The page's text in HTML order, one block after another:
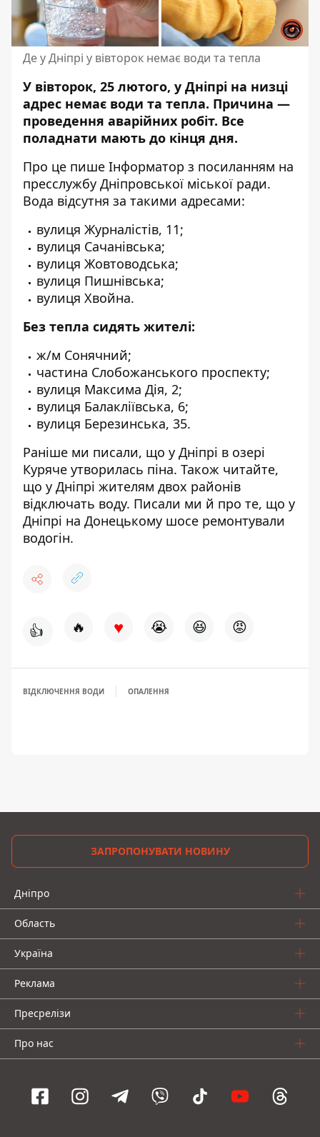
Де у Дніпрі у вівторок немає води та тепла
У вівторок, 25 лютого, у Дніпрі на низці
адрес немає води та тепла. Причина —
проведення аварійних робіт. Все
поладнати мають до кінця дня.
Про це пише Інформатор з посиланням на
пресслужбу Дніпровської міської ради.
Вода відсутня за такими адресами:
вулиця Журналістів, 11;
вулиця Сачанівська;
вулиця Жовтоводська;
вулиця Пишнівська;
вулиця Хвойна.
Без тепла сидять жителі:
ж/м Сонячний;
частина Слобожанського проспекту;
вулиця Максима Дія, 2;
вулиця Балакліївська, 6;
вулиця Березинська, 35.
Раніше ми писали, що у Дніпрі в озері
Куряче утворилась піна. Також читайте,
що у Дніпрі жителям двох районів
відключать воду. Писали ми й про те, що у
Дніпрі на Донецькому шосе ремонтували
водогін.
👍 🔥 ♥ 😭 😆 😡
ВІДКЛЮЧЕННЯ ВОДИ ОПАЛЕННЯ
ЗАПРОПОНУВАТИ НОВИНУ
Дніпро
Область
Україна
Реклама
Пресрелізи
Про нас